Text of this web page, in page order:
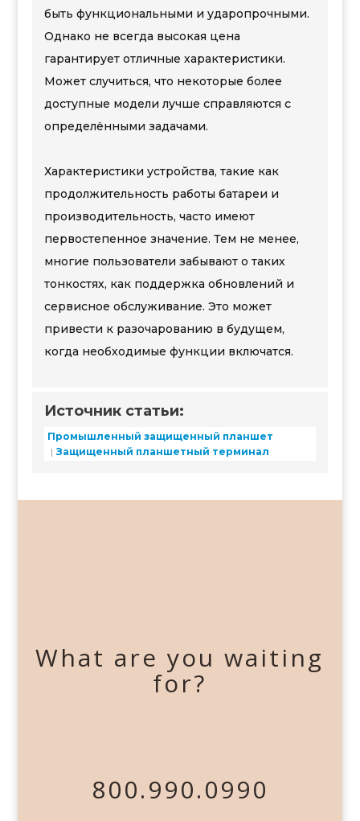
быть функциональными и ударопрочными.
Однако не всегда высокая цена
гарантирует отличные характеристики.
Может случиться, что некоторые более
доступные модели лучше справляются с
определёнными задачами.
Характеристики устройства, такие как
продолжительность работы батареи и
производительность, часто имеют
первостепенное значение. Тем не менее,
многие пользователи забывают о таких
тонкостях, как поддержка обновлений и
сервисное обслуживание. Это может
привести к разочарованию в будущем,
когда необходимые функции включатся.
Источник статьи:
Промышленный защищенный планшет
Защищенный планшетный терминал
What are you waiting
for?
800.990.0990